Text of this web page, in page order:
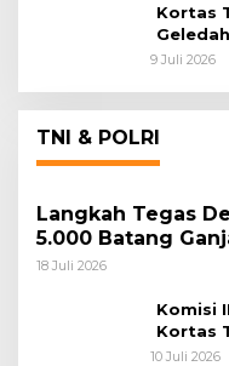
Kortas
9 Juli 2026
TNI & POLRI
Langkah Tegas
5.000 Batang
Koops TNI Habema
18 Juli 2026
Komisi
Kortas
Korupsi
10 Juli 2026